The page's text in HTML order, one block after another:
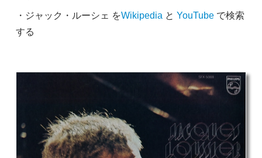
・ジャック・ルーシェ をWikipedia と YouTubeで検索
する